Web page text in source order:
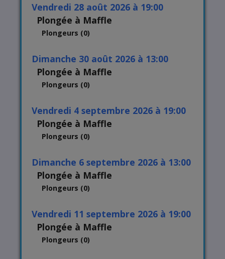
vendredi 28 août 2026 à 19:00
Plongée à Maffle
Plongeurs (0)
dimanche 30 août 2026 à 13:00
Plongée à Maffle
Plongeurs (0)
vendredi 4 septembre 2026 à 19:00
Plongée à Maffle
Plongeurs (0)
dimanche 6 septembre 2026 à 13:00
Plongée à Maffle
Plongeurs (0)
vendredi 11 septembre 2026 à 19:00
Plongée à Maffle
Plongeurs (0)